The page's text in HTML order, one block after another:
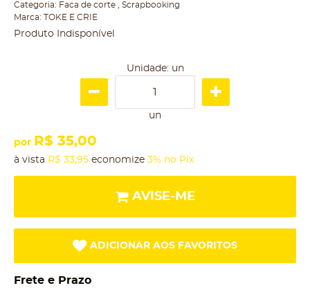
Categoria: Faca de corte
Scrapbooking
Marca: TOKE E CRIE
Produto Indisponível
Unidade: un
un
por R$ 35,00
à vista R$ 33,95 economize 3% no Pix
AVISE-ME
ADICIONAR AOS FAVORITOS
Frete e Prazo